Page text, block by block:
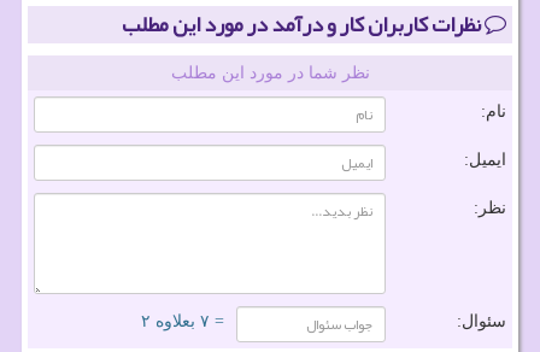
نظرات کاربران کار و درآمد در مورد این مطلب
نظر شما در مورد این مطلب
نام:
ایمیل:
نظر:
سئوال: = ۷ بعلاوه ۲